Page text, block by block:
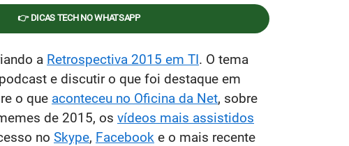
👉 DICAS TECH NO WHATSAPP
a Retrospectiva 2015 em TI. O tema
e discutir o que foi destaque em
o que aconteceu no Oficina da Net, sobre
de 2015, os vídeos mais assistidos
no Skype, Facebook e o mais recente